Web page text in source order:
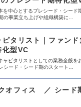
を中心とするプレシード・シード
の事業立ち上げや組織構築に…
ピタリスト｜ファン
化型VC
ャピタリストとしての業務全般を
シード・シード期のスタート…
オフィス ／ シード